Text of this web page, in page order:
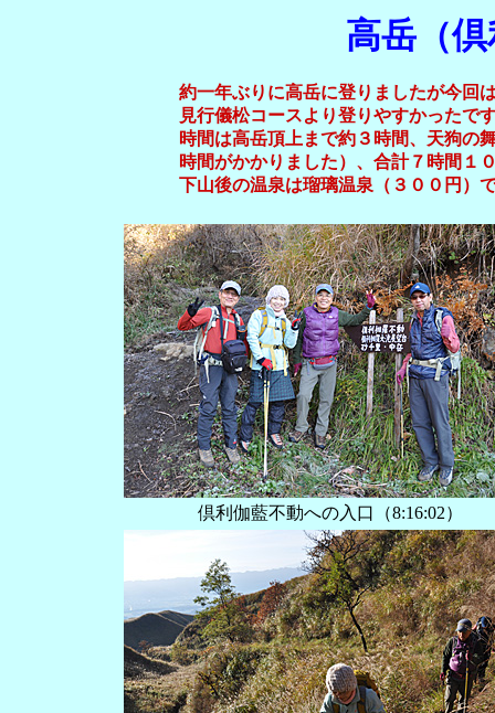
高岳（
約一年ぶりに高岳に登りましたが今回
見行儀松コースより登りやすかったで
時間は高岳頂上まで約３時間、天狗の
時間がかかりました）、合計７時間１
下山後の温泉は瑠璃温泉（３００円）
倶利伽藍不動への入口（‏‎8:16:02）